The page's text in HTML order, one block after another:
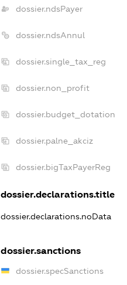
dossier.ndsPayer
dossier.ndsAnnul
dossier.single_tax_reg
dossier.non_profit
dossier.budget_dotation
dossier.palne_akciz
dossier.bigTaxPayerReg
dossier.declarations.title
dossier.declarations.noData
dossier.sanctions
dossier.specSanctions